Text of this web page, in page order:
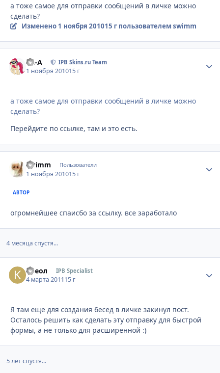
а тоже самое для отправки сообщений в личке можно
сделать?
Изменено 1 ноября 201015 гпользователем swimm
Ph-A IPB Skins.ru Team
1 ноября 201015 г
а тоже самое для отправки сообщений в личке можно
сделать?
Перейдите по ссылке, там и это есть.
swimm Пользователи
1 ноября 201015 г
АВТОР
огромнейшее спаисбо за ссылку. все заработало
4 месяца спустя...
Креол IPB Specialist
4 марта 201115 г
Я там еще для создания бесед в личке закинул пост.
Осталось решить как сделать эту отправку для быстрой
формы, а не только для расширенной :)
5 лет спустя...